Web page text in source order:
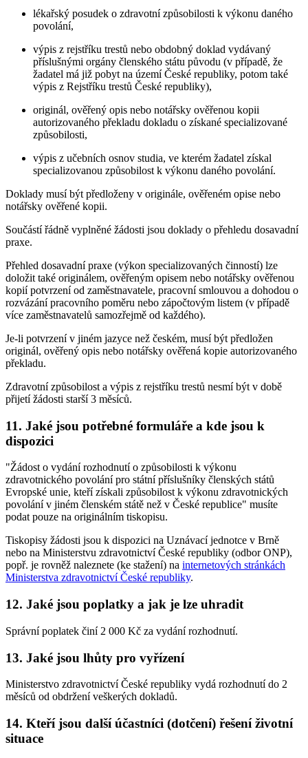
lékařský posudek o zdravotní způsobilosti k výkonu daného
povolání,
výpis z rejstříku trestů nebo obdobný doklad vydávaný
příslušnými orgány členského státu původu (v případě, že
žadatel má již pobyt na území České republiky, potom také
výpis z Rejstříku trestů České republiky),
originál, ověřený opis nebo notářsky ověřenou kopii
autorizovaného překladu dokladu o získané specializované
způsobilosti,
výpis z učebních osnov studia, ve kterém žadatel získal
specializovanou způsobilost k výkonu daného povolání.
Doklady musí být předloženy v originále, ověřeném opise nebo
notářsky ověřené kopii.
Součástí řádně vyplněné žádosti jsou doklady o přehledu dosavadní
praxe.
Přehled dosavadní praxe (výkon specializovaných činností) lze
doložit také originálem, ověřeným opisem nebo notářsky ověřenou
kopií potvrzení od zaměstnavatele, pracovní smlouvou a dohodou o
rozvázání pracovního poměru nebo zápočtovým listem (v případě
více zaměstnavatelů samozřejmě od každého).
Je-li potvrzení v jiném jazyce než českém, musí být předložen
originál, ověřený opis nebo notářsky ověřená kopie autorizovaného
překladu.
Zdravotní způsobilost a výpis z rejstříku trestů nesmí být v době
přijetí žádosti starší 3 měsíců.
11. Jaké jsou potřebné formuláře a kde jsou k
dispozici
"Žádost o vydání rozhodnutí o způsobilosti k výkonu
zdravotnického povolání pro státní příslušníky členských států
Evropské unie, kteří získali způsobilost k výkonu zdravotnických
povolání v jiném členském státě než v České republice" musíte
podat pouze na originálním tiskopisu.
Tiskopisy žádosti jsou k dispozici na Uznávací jednotce v Brně
nebo na Ministerstvu zdravotnictví České republiky (odbor ONP),
popř. je rovněž naleznete (ke stažení) na internetových stránkách
Ministerstva zdravotnictví České republiky.
12. Jaké jsou poplatky a jak je lze uhradit
Správní poplatek činí 2 000 Kč za vydání rozhodnutí.
13. Jaké jsou lhůty pro vyřízení
Ministerstvo zdravotnictví České republiky vydá rozhodnutí do 2
měsíců od obdržení veškerých dokladů.
14. Kteří jsou další účastníci (dotčení) řešení životní
situace